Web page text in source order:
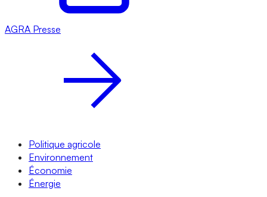
AGRA Presse
Politique agricole
Environnement
Économie
Énergie